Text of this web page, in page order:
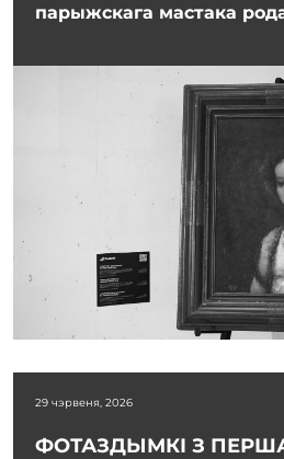
парыжскага мастака
29 чэрвеня, 2026
ФОТАЗДЫМКІ З